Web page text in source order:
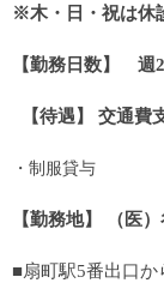
※木・日・祝は休
【勤務日数】 週
【待遇】 交通費
・制服貸与
【勤務地】 （医
■扇町駅5番出口か